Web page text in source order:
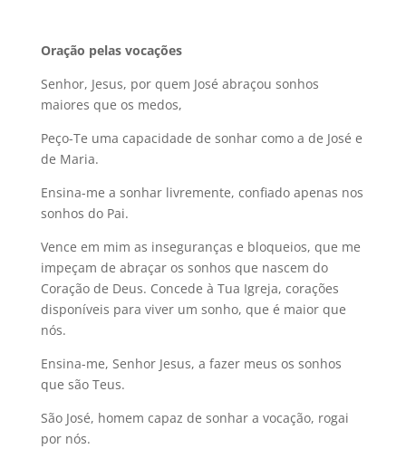
Oração pelas vocações
Senhor, Jesus, por quem José abraçou sonhos
maiores que os medos,
Peço-Te uma capacidade de sonhar como a de José e
de Maria.
Ensina-me a sonhar livremente, confiado apenas nos
sonhos do Pai.
Vence em mim as inseguranças e bloqueios, que me
impeçam de abraçar os sonhos que nascem do
Coração de Deus. Concede à Tua Igreja, corações
disponíveis para viver um sonho, que é maior que
nós.
Ensina-me, Senhor Jesus, a fazer meus os sonhos
que são Teus.
São José, homem capaz de sonhar a vocação, rogai
por nós.